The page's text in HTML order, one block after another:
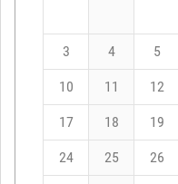
3 4 5
10 11 12
17 18 19
24 25 26